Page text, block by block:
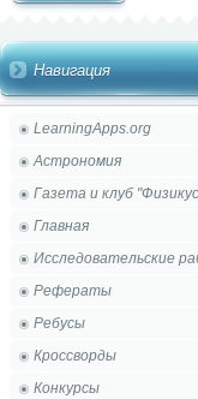
Навигация
LearningApps.org
Астрономия
Газета и клуб
Главная
Исследовательские
Рефераты
Ребусы
Кроссворды
Конкурсы